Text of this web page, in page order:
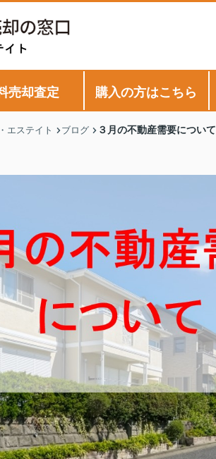
売却査定 購入の方はこちら
エステイト ブログ ３月の不動産需要について